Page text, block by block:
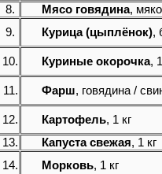
8.
Мясо говядина,
9.
Курица (цыплёнок),
10. Куриные окорочка,
11. Фарш, говядина /
12. Картофель, 1 кг
13.
Капуста свежая, 1 кг
14.
Морковь, 1 кг